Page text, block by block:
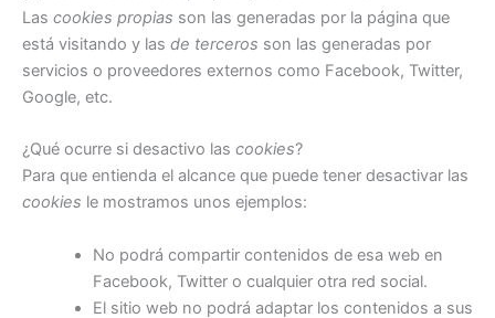
Las cookies propias son las generadas por la página que
está visitando y las de terceros son las generadas por
servicios o proveedores externos como Facebook, Twitter,
Google, etc.
¿Qué ocurre si desactivo las cookies?
Para que entienda el alcance que puede tener desactivar las
cookies le mostramos unos ejemplos:
No podrá compartir contenidos de esa web en
Facebook, Twitter o cualquier otra red social.
El sitio web no podrá adaptar los contenidos a sus